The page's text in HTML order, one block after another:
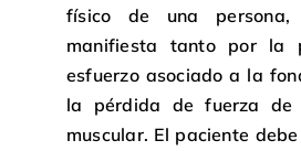
físico de una
manifiesta tanto por la
esfuerzo asociado a la
la pérdida de fuerza de
muscular. El paciente